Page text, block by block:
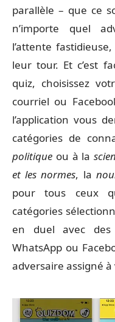
parallèle – que ce
n’importe quel
l’attente
leur tour. Et c’est
quiz, choisissez
courriel ou
l’application vous
catégories de
politique ou à la
et les normes, la
pour tous ceux
catégories
en duel avec
WhatsApp ou
adversaire assigné à